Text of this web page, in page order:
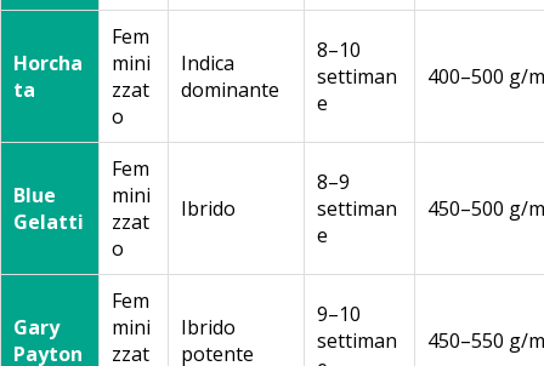
Horcha
ta
Fem
mini
zzat
o
Indica
dominante
8–10
settiman
e
400–500 g/
Blue
Gelatti
Fem
mini
zzat
o
Ibrido
8–9
settiman
e
450–500 g/
Gary
Payton
Fem
mini
zzat
Ibrido
potente
9–10
settiman
450–550 g/